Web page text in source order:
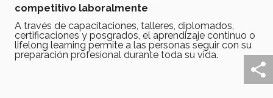
competitivo laboralmente
A través de capacitaciones, talleres, diplomados,
certificaciones y posgrados, el aprendizaje continuo o
lifelong learning permite a las personas seguir con su
preparación profesional durante toda su vida.